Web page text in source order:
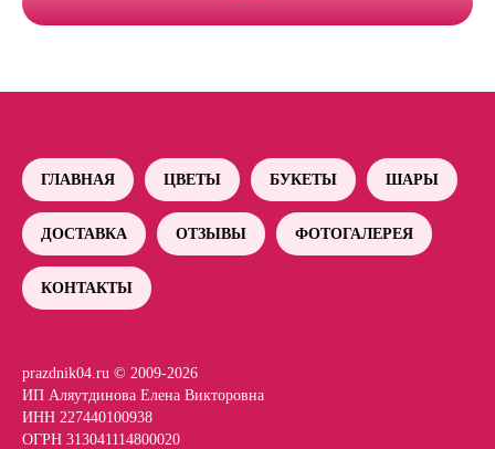
ГЛАВНАЯ ЦВЕТЫ БУКЕТЫ ШАРЫ
ДОСТАВКА ОТЗЫВЫ ФОТОГАЛЕРЕЯ
КОНТАКТЫ
prazdnik04.ru © 2009-2026
ИП Аляутдинова Елена Викторовна
ИНН 227440100938
ОГРН 313041114800020